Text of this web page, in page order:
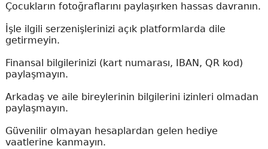
Çocukların fotoğraflarını paylaşırken hassas davranın.
İşle ilgili serzenişlerinizi açık platformlarda dile
getirmeyin.
Finansal bilgilerinizi (kart numarası, IBAN, QR kod)
paylaşmayın.
Arkadaş ve aile bireylerinin bilgilerini izinleri olmadan
paylaşmayın.
Güvenilir olmayan hesaplardan gelen hediye
vaatlerine kanmayın.